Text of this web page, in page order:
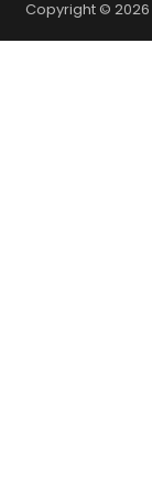
Copyright © 2026